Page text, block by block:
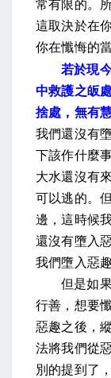
常有限的。
這取決於在
你在懺悔的
若於現
中救護之皈
捨處，無有
我們還沒有
下該作什麼
大水還沒有
可以逃的。
邊，這時候
還沒有墮入
我們墮入惡
但是如
行善，想要
惡趣之後，
法將我們從
別的提到了